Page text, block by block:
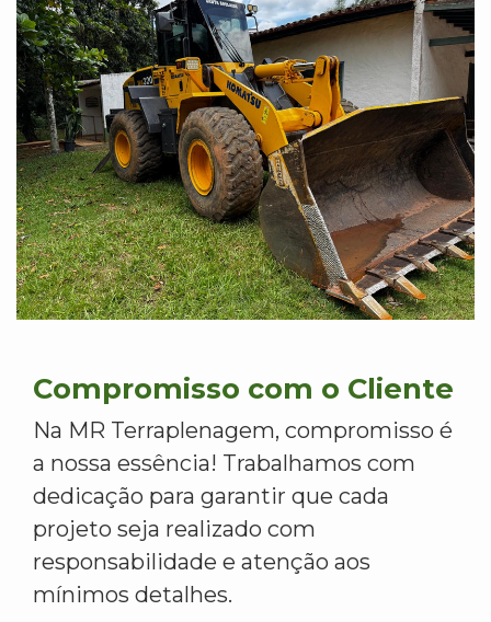
Compromisso com o Cliente
Na MR Terraplenagem, compromisso é
a nossa essência! Trabalhamos com
dedicação para garantir que cada
projeto seja realizado com
responsabilidade e atenção aos
mínimos detalhes.